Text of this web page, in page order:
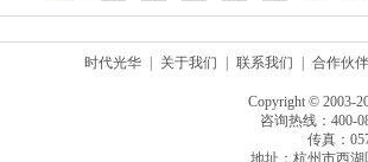
时代光华 关于我们 联系我们 合作伙伴
Copyright © 2003-
咨询热线：400-
传真：
地址：杭州市西